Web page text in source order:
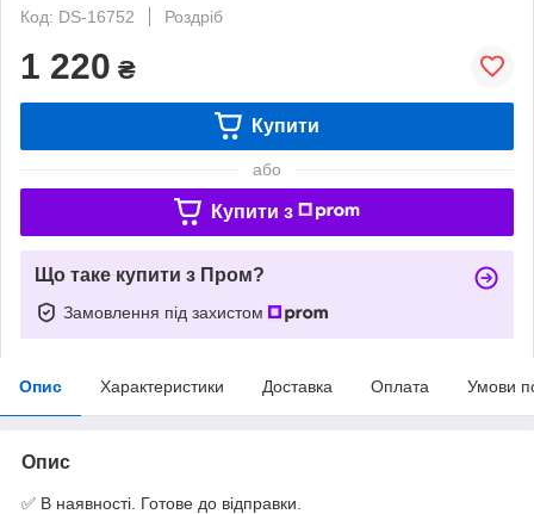
Код: DS-16752
Роздріб
1 220 ₴
Купити
або
Купити з
Що таке купити з Пром?
Замовлення під захистом
Опис Характеристики Доставка Оплата Умови
Опис
✅ В наявності. Готове до відправки.